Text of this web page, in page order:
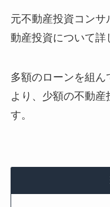
元不動産投資コン
動産投資について詳
多額のローンを組ん
より、少額の不動
す。